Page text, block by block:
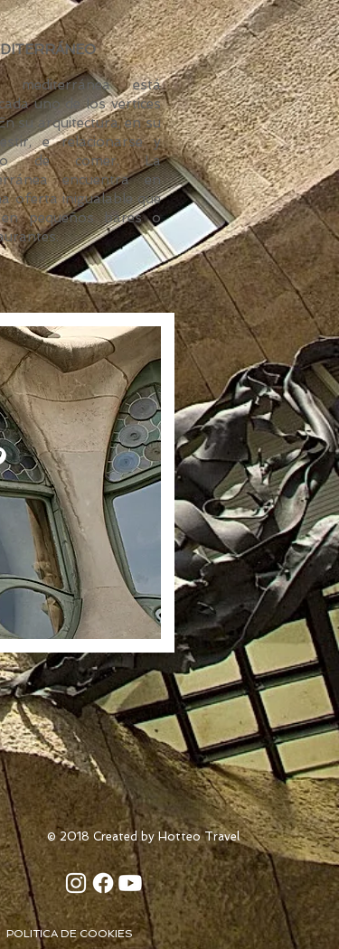
mediterránea está
uno de los vertices
su arquitectura, en su
e relacionarse y
de comer. La
encuentra en
oferta inigualable que
pequeños bares o
© 2018 Created by Hotteo Travel
DE COOKIES